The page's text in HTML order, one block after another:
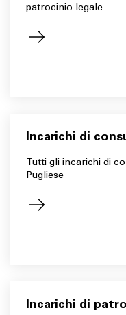
patrocinio legale
Incarichi di
Tutti gli incarichi di
Pugliese
Incarichi di